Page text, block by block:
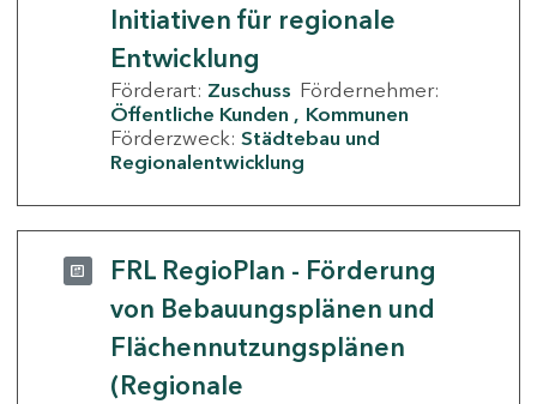
Initiativen für regionale
Entwicklung
Förderart: Zuschuss Fördernehmer:
Öffentliche Kunden
Kommunen
Förderzweck: Städtebau und
Regionalentwicklung
FRL RegioPlan - Förderung
von Bebauungsplänen und
Flächennutzungsplänen
(Regionale